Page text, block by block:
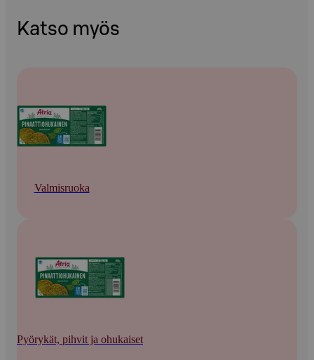
Katso myös
Valmisruoka
Pyörykät, pihvit ja ohukaiset